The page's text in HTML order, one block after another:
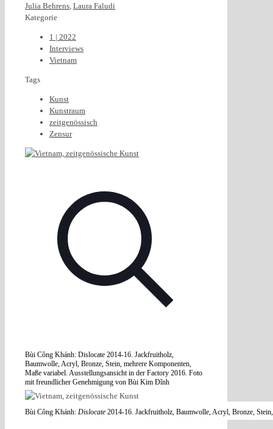
Julia Behrens Laura Faludi
Kategorie
1 | 2022
Interviews
Vietnam
Tags
Kunst
Kunstraum
zeitgenössisch
Zensur
Bùi Công Khánh: Dislocate 2014-16. Jackfruitholz,
Baumwolle, Acryl, Bronze, Stein, mehrere Komponenten,
Maße variabel. Ausstellungsansicht in der Factory 2016. Foto
mit freundlicher Genehmigung von Bùi Kim Đĩnh
Bùi Công Khánh: Dislocate 2014-16. Jackfruitholz, Baumwolle, Acryl, Bronze,